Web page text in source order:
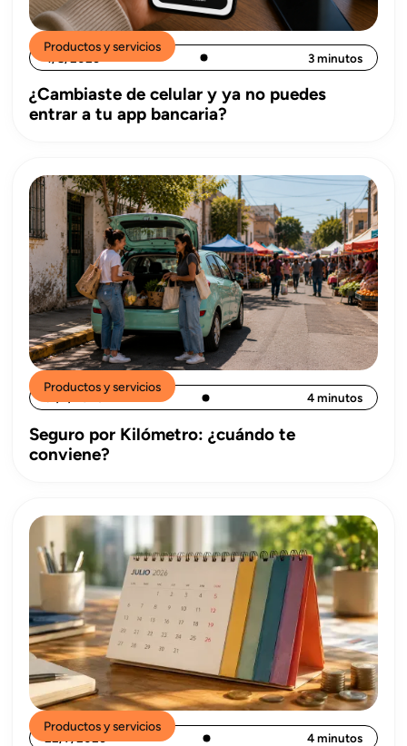
Productos y servicios
3 minutos
¿Cambiaste de celular y ya no puedes
entrar a tu app bancaria?
Productos y servicios
31/7/2026 4 minutos
Seguro por Kilómetro: ¿cuándo te
conviene?
Productos y servicios
22/7/2026 4 minutos